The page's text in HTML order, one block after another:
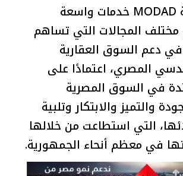
تقدم مجموعة MODAD خدمات واسعة
المجالات التي تساهم
دعم السوق العقارية
المصري، اعتمادًا على
في السوق المصرية
والتميز والابتكار وتلبية
التي استطاعت من خلالها
في معظم أنحاء الجمهورية.